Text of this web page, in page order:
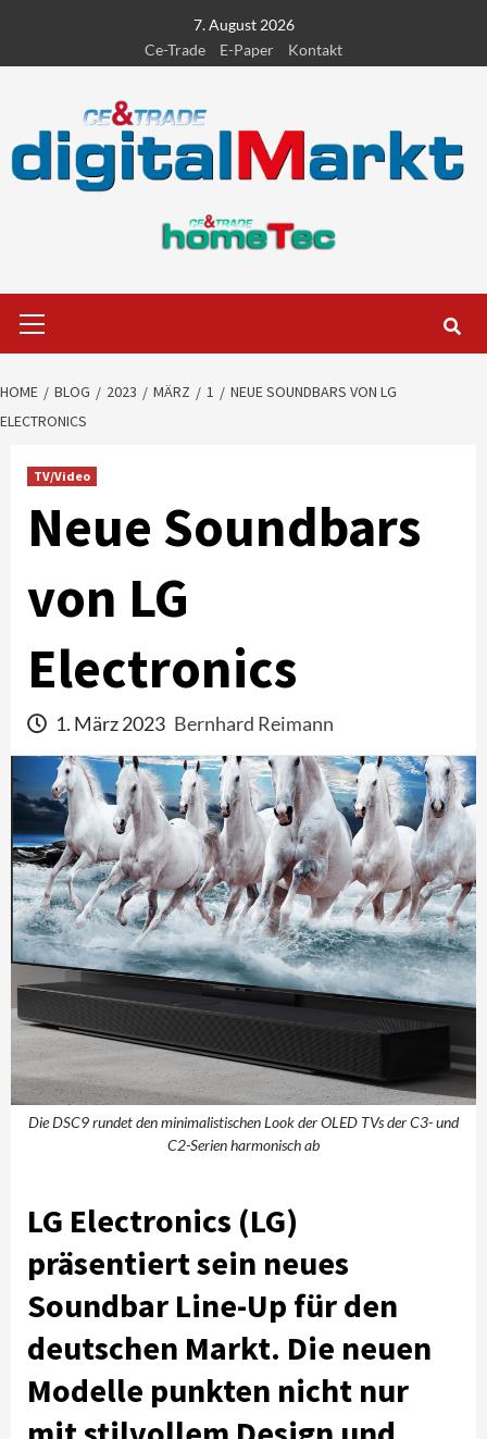
content
7. August 2026
Ce-Trade
E-Paper Kontakt
Menu
HOME BLOG 2023 MÄRZ 1
NEUE SOUNDBARS VON LG
ELECTRONICS
TV/Video
Neue Soundbars
von LG
Electronics
1. März 2023 Bernhard Reimann
Die DSC9 rundet den minimalistischen Look der OLED TVs der C3- und
C2-Serien harmonisch ab
LG Electronics (LG)
präsentiert sein neues
Soundbar Line-Up für den
deutschen Markt. Die neuen
Modelle punkten nicht nur